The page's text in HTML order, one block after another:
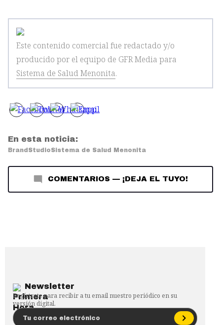
Este contenido comercial fue redactado y/o
producido por el equipo de GFR Media para
Sistema de Salud Menonita.
En esta noticia:
BrandStudioSistema de Salud Menonita
COMENTARIOS — ¡DEJA EL TUYO!
Newsletter
Regístrate para recibir a tu email nuestro periódico en su
versión digital.